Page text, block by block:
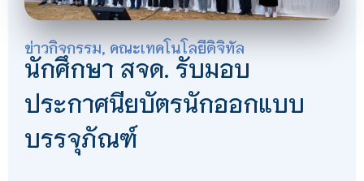
ข่าวกิจกรรม,คณะเทคโนโลยีดิจิทัล
นักศึกษา สจด. รับมอบ
ประกาศนียบัตรนักออกแบบ
บรรจุภัณฑ์